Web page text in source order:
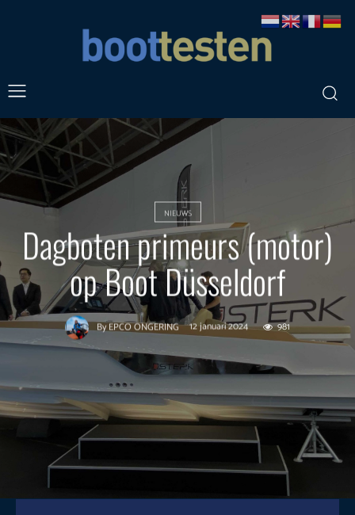
NIEUWS
Dagboten primeurs (motor)
op Boot Düsseldorf
ByEPCO ONGERING 12 januari 2024 981